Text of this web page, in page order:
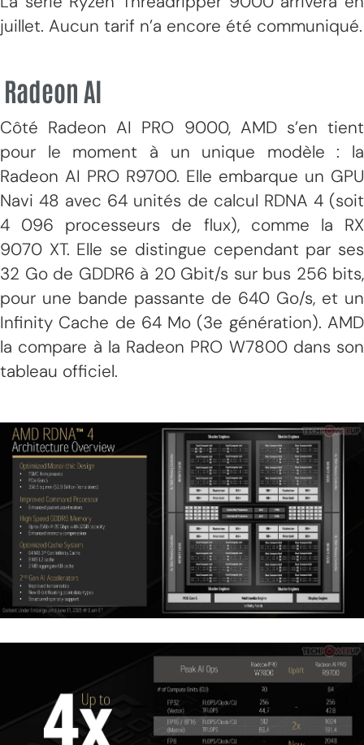
juillet. Aucun tarif n’a encore été communiqué.
Radeon AI
Côté Radeon AI PRO 9000, AMD s’en tient
pour le moment à un unique modèle : la
Radeon AI PRO R9700. Elle embarque un GPU
Navi 48 avec 64 unités de calcul RDNA 4 (soit
4 096 processeurs de flux), comme la RX
9070 XT. Elle se distingue cependant par ses
32 Go de GDDR6 à 20 Gbit/s sur bus 256 bits,
pour une bande passante de 640 Go/s, et un
Infinity Cache de 64 Mo (3e génération). AMD
la compare à la Radeon PRO W7800 dans son
tableau officiel.